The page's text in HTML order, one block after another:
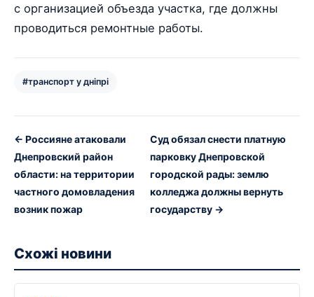
с организацией объезда участка, где должны
проводиться ремонтные работы.
#транспорт у дніпрі
← Россияне атаковали
Днепровский район
области: на территории
частного домовладения
возник пожар
Суд обязал снести платную
парковку Днепровской
городской рады: землю
колледжа должны вернуть
государству →
Схожі новини